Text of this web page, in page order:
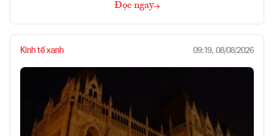
Đọc ngay
Kinh tế xanh 09:19, 08/08/2026